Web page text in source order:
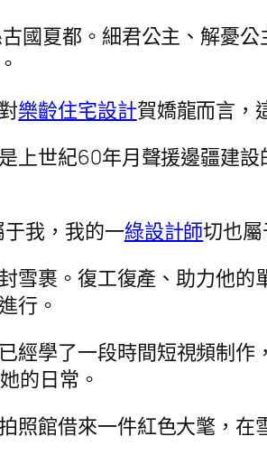
國夏都。細君公主、解憂
樂齡住宅設計賀嬌龍而言，
上世紀60年月聲援邊疆建
我，我的一綠設計師切也屬
雪裹。復工復產、助力他
行。
經學了一段時間短視頻制作
的日常。
照館借來一件紅色大氅，在